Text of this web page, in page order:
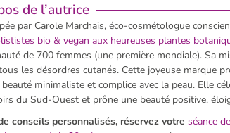
de l’autrice
par Carole Marchais, éco-cosmétologue
bio & vegan aux heureuses plantes
de 700 femmes (une première mondiale). Sa
les désordres cutanés. Cette joyeuse marque
minimaliste et complice avec la peau. Elle
du Sud-Ouest et prône une beauté positive,
conseils personnalisés, réservez votre séance